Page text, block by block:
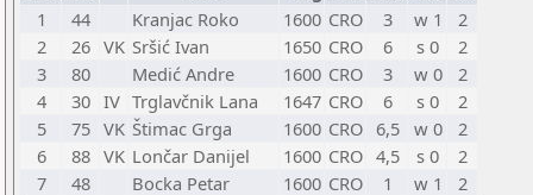
1
44 Kranjac Roko 1600 CRO 3 w 1
2
2
26 VK Sršić Ivan 1650 CRO 6 s 0
2
3
80 Medić Andre 1600 CRO 3 w 0
2
4
30 IV Trglavčnik Lana 1647 CRO 6 s 0
2
5
75 VK Štimac Grga 1600 CRO 6,5 w 0
2
6
88 VK Lončar Danijel 1600 CRO 4,5 s 0
2
7
48 Bocka Petar 1600 CRO 1 w 1
2